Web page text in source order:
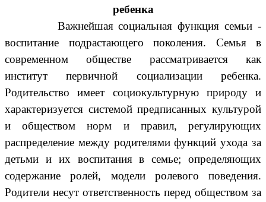
ребенка
Важнейшая социальная функция семьи -
воспитание подрастающего поколения. Семья в
современном обществе рассматривается как
институт первичной социализации ребенка.
Родительство имеет социокультурную природу и
характеризуется системой предписанных культурой
и обществом норм и правил, регулирующих
распределение между родителями функций ухода за
детьми и их воспитания в семье; определяющих
содержание ролей, модели ролевого поведения.
Родители несут ответственность перед обществом за